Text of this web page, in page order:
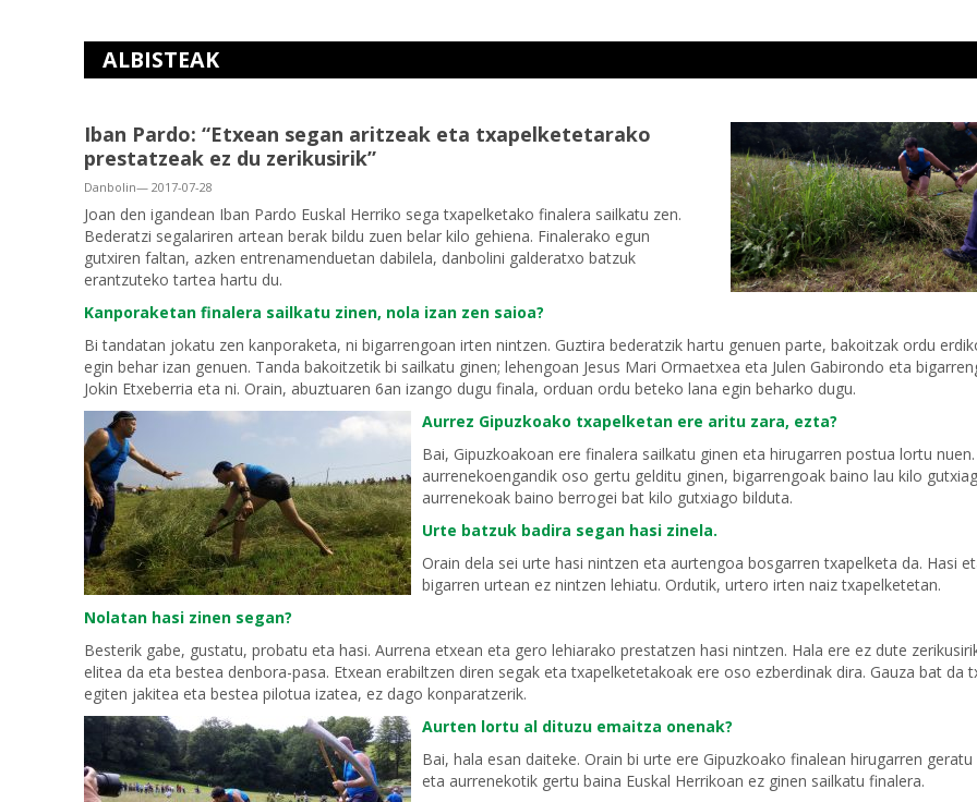
ALBISTEAK
Iban Pardo: “Etxean segan aritzeak eta txapelketetarako
prestatzeak ez du zerikusirik”
Danbolin— 2017-07-28
Joan den igandean Iban Pardo Euskal Herriko sega txapelketako finalera sailkatu zen.
Bederatzi segalariren artean berak bildu zuen belar kilo gehiena. Finalerako egun
gutxiren faltan, azken entrenamenduetan dabilela, danbolini galderatxo batzuk
erantzuteko tartea hartu du.
Kanporaketan finalera sailkatu zinen, nola izan zen saioa?
Bi tandatan jokatu zen kanporaketa, ni bigarrengoan irten nintzen. Guztira bederatzik hartu genuen parte, bakoitzak ordu
egin behar izan genuen. Tanda bakoitzetik bi sailkatu ginen; lehengoan Jesus Mari Ormaetxea eta Julen Gabirondo eta
Jokin Etxeberria eta ni. Orain, abuztuaren 6an izango dugu finala, orduan ordu beteko lana egin beharko dugu.
Aurrez Gipuzkoako txapelketan ere aritu zara, ezta?
Bai, Gipuzkoakoan ere finalera sailkatu ginen eta hirugarren postua lortu
aurrenekoengandik oso gertu gelditu ginen, bigarrengoak baino lau kilo
aurrenekoak baino berrogei bat kilo gutxiago bilduta.
Urte batzuk badira segan hasi zinela.
Orain dela sei urte hasi nintzen eta aurtengoa bosgarren txapelketa da. Hasi
bigarren urtean ez nintzen lehiatu. Ordutik, urtero irten naiz txapelketetan.
Nolatan hasi zinen segan?
Besterik gabe, gustatu, probatu eta hasi. Aurrena etxean eta gero lehiarako prestatzen hasi nintzen. Hala ere ez dute
elitea da eta bestea denbora-pasa. Etxean erabiltzen diren segak eta txapelketetakoak ere oso ezberdinak dira. Gauza bat da
egiten jakitea eta bestea pilotua izatea, ez dago konparatzerik.
Aurten lortu al dituzu emaitza onenak?
Bai, hala esan daiteke. Orain bi urte ere Gipuzkoako finalean hirugarren
eta aurrenekotik gertu baina Euskal Herrikoan ez ginen sailkatu finalera.